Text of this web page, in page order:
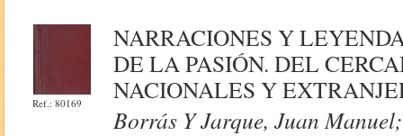
Ref.: 80169
NARRACIONES Y
DE LA PASIÓN. DEL
NACIONALES Y
Borrás Y Jarque, Juan